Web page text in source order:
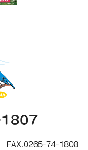
FAX.0265-74-1808